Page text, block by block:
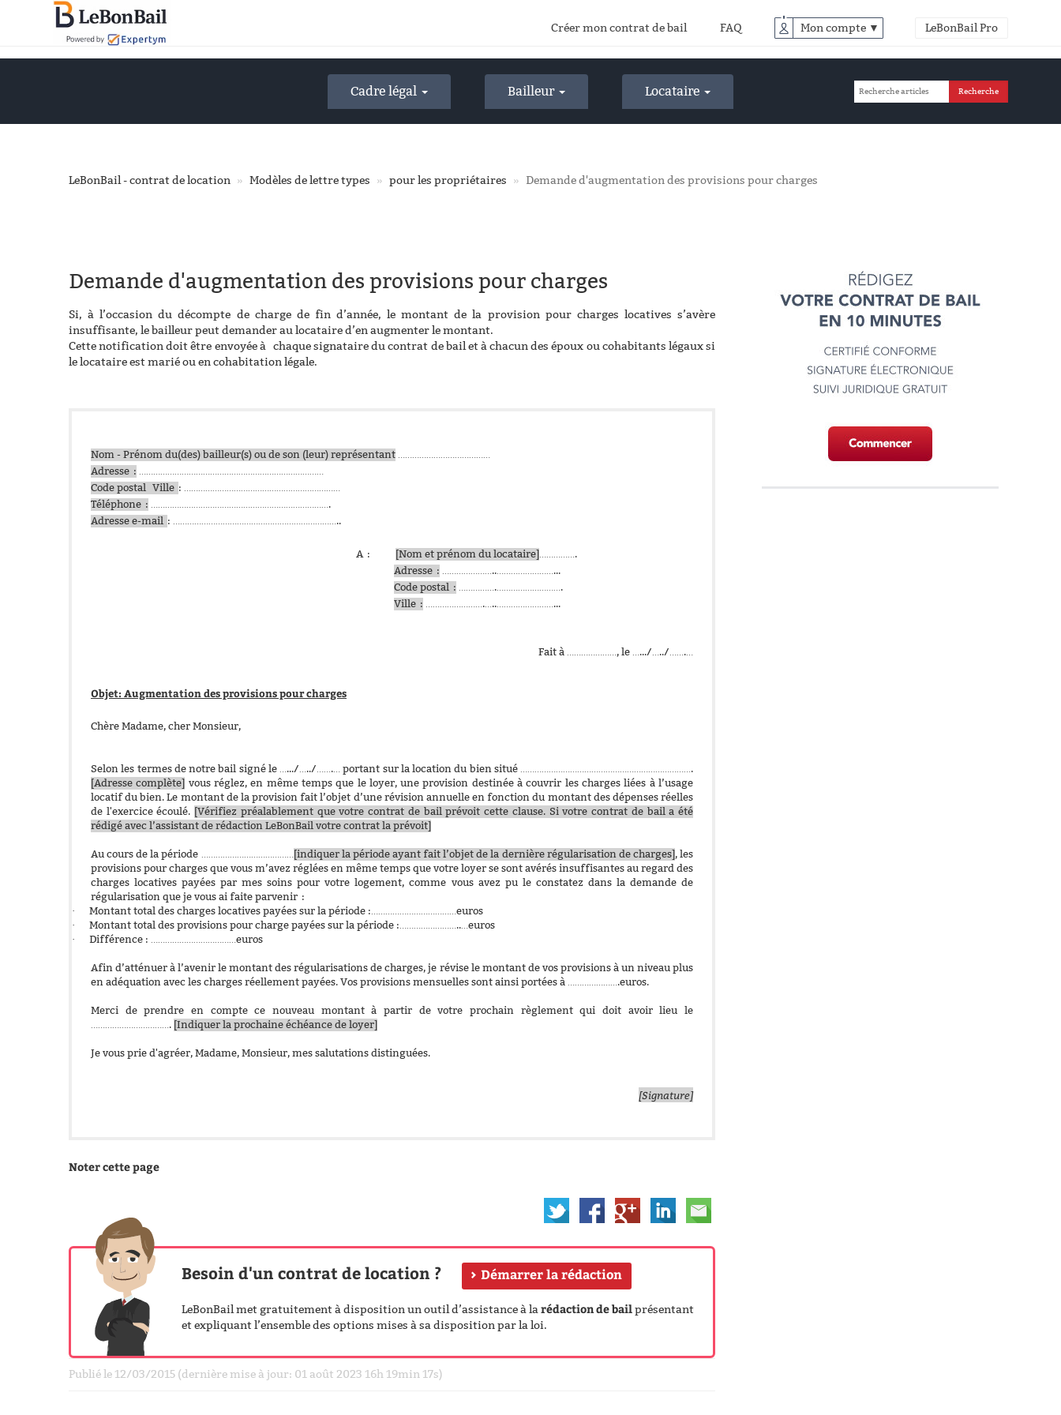
Créer mon contrat de bail FAQ Mon compte ▼ LeBonBail Pro
Cadre légal Bailleur Locataire
LeBonBail - contrat de location Modèles de lettre types pour les propriétaires Demande d'augmentation des provisions pour charges
Demande d'augmentation des provisions pour charges
Si, à l’occasion du décompte de charge de fin d’année, le montant de la provision pour charges locatives s’avère
insuffisante, le bailleur peut demander au locataire d’en augmenter le montant.
Cette notification doit être envoyée à chaque signataire du contrat de bail et à chacun des époux ou cohabitants légaux si
le locataire est marié ou en cohabitation légale.
Nom - Prénom du(des) bailleur(s) ou de son (leur) représentant …………………………………
Adresse : ……………………………………………………………………
Code postal Ville : …………………………………………………………
Téléphone : ………………………………………………………………….
Adresse e-mail : ……………………………………………………………..
A : [Nom et prénom du locataire]…………….
Adresse : …………………..……………………...
Code postal : …………….……………………….
Ville : …………………….…..……………………...
Fait à …………………, le ….../…../…….…
Objet: Augmentation des provisions pour charges
Chère Madame, cher Monsieur,
Selon les termes de notre bail signé le ….../…../…….…portant sur la location du bien situé ……………………………………………………………….
[Adresse complète] vous réglez, en même temps que le loyer, une provision destinée à couvrir les charges liées à l’usage
locatif du bien. Le montant de la provision fait l’objet d’une révision annuelle en fonction du montant des dépenses réelles
de l'exercice écoulé. [Vérifiez préalablement que votre contrat de bail prévoit cette clause. Si votre contrat de bail a été
rédigé avec l’assistant de rédaction LeBonBail votre contrat la prévoit]
Au cours de la période …………………………………[indiquer la période ayant fait l’objet de la dernière régularisation de charges], les
provisions pour charges que vous m’avez réglées en même temps que votre loyer se sont avérés insuffisantes au regard des
charges locatives payées par mes soins pour votre logement, comme vous avez pu le constatez dans la demande de
régularisation que je vous ai faite parvenir :
· Montant total des charges locatives payées sur la période :………………………………euros
· Montant total des provisions pour charge payées sur la période :……………………..…euros
· Différence : ………………………………euros
Afin d’atténuer à l’avenir le montant des régularisations de charges, je révise le montant de vos provisions à un niveau plus
en adéquation avec les charges réellement payées. Vos provisions mensuelles sont ainsi portées à ………………….euros.
Merci de prendre en compte ce nouveau montant à partir de votre prochain règlement qui doit avoir lieu le
……………………………. [Indiquer la prochaine échéance de loyer]
Je vous prie d'agréer, Madame, Monsieur, mes salutations distinguées.
[Signature]
Noter cette page
Besoin d'un contrat de location ? Démarrer la rédaction
LeBonBail met gratuitement à disposition un outil d’assistance à larédaction de bailprésentant
et expliquant l’ensemble des options mises à sa disposition par la loi.
Publié le 12/03/2015 (dernière mise à jour: 01 août 2023 16h 19min 17s)